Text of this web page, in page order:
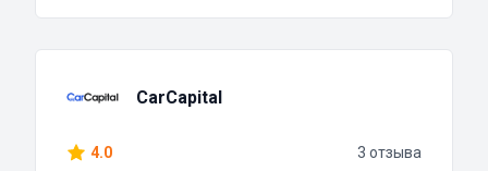
CarCapital
4.0 3 отзыва